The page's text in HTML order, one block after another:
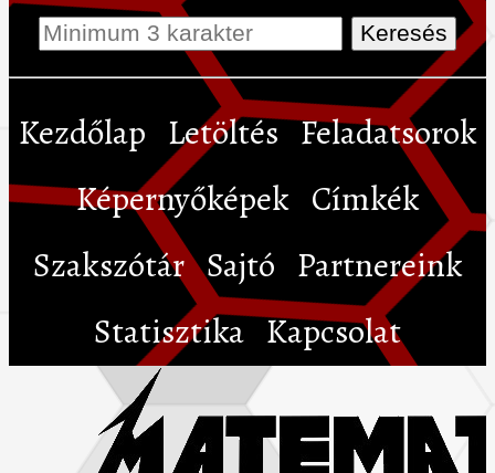
Kezdőlap Letöltés Feladatsorok
Képernyőképek Címkék
Szakszótár Sajtó Partnereink
Statisztika Kapcsolat